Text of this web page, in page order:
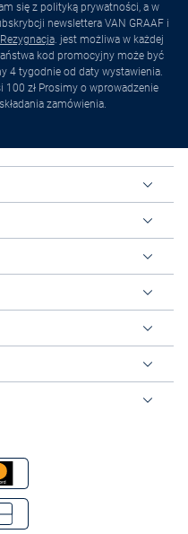
się z polityką prywatności, a w
newslettera VAN GRAAF i
Rezygnacja. jest możliwa w każdej
kod promocyjny może być
4 tygodnie od daty wystawienia.
zł Prosimy o wprowadzenie
zamówienia.